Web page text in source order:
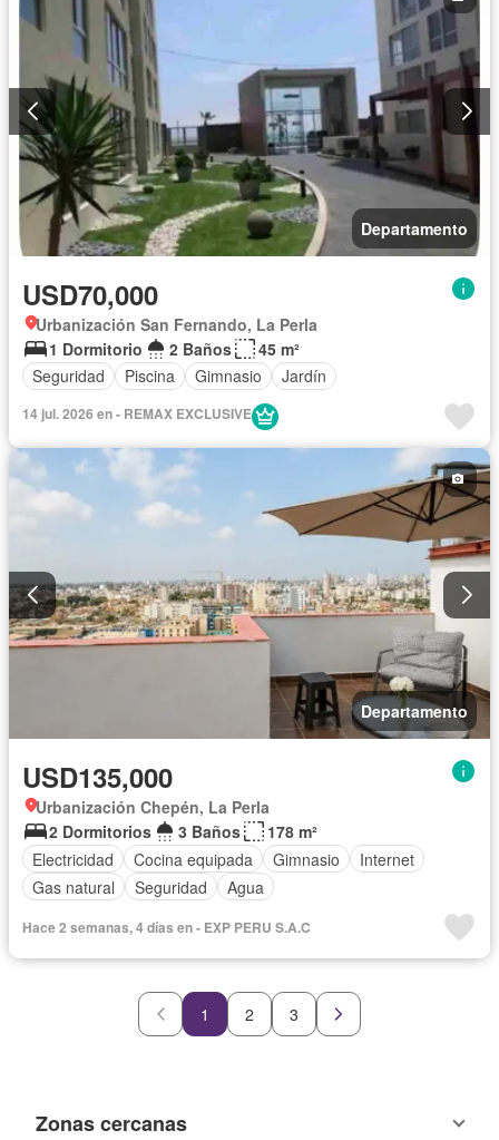
Departamento
USD70,000
Urbanización San Fernando, La Perla
1 Dormitorio
2 Baños
45 m²
Seguridad
Piscina Gimnasio Jardín
14 jul. 2026 en - REMAX EXCLUSIVE
Departamento
USD135,000
Urbanización Chepén, La Perla
2 Dormitorios
3 Baños
178 m²
Electricidad
Cocina equipada Gimnasio
Internet
Gas natural
Seguridad Agua
Hace 2 semanas, 4 días en - EXP PERU S.A.C
1 2 3
Zonas cercanas